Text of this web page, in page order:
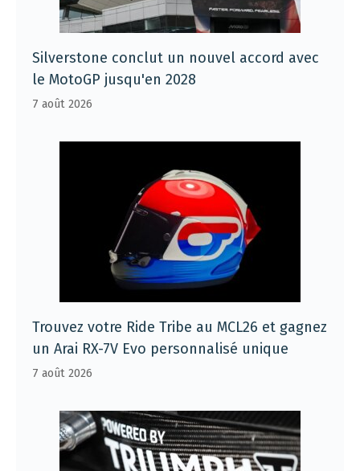
Silverstone conclut un nouvel accord avec
le MotoGP jusqu'en 2028
7 août 2026
Trouvez votre Ride Tribe au MCL26 et gagnez
un Arai RX-7V Evo personnalisé unique
7 août 2026